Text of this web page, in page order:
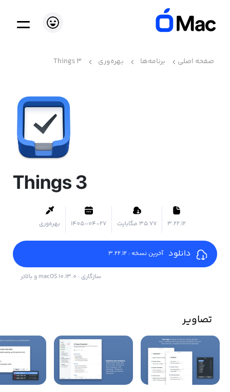
صفحه اصلی برنامه‌ها بهره‌وری Things 3
Things 3
3.22.12 ۳۵.۷۷ مگابایت 1405-04-27 بهره‌وری
دانلود آخرین نسخه : 3.22.12
سازگاری : macOS 10.13.0 و بالاتر
تصاویر